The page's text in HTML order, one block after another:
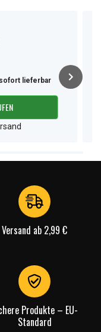
lieferbar
Versand ab 2,99 €
Produkte – EU-
Standard